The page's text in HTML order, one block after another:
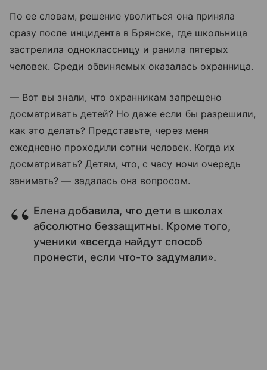
По ее словам, решение уволиться она приняла
сразу после инцидента в Брянске, где школьница
застрелила одноклассницу и ранила пятерых
человек. Среди обвиняемых оказалась охранница.
— Вот вы знали, что охранникам запрещено
досматривать детей? Но даже если бы разрешили,
как это делать? Представьте, через меня
ежедневно проходили сотни человек. Когда их
досматривать? Детям, что, с часу ночи очередь
занимать? — задалась она вопросом.
Елена добавила, что дети в школах
абсолютно беззащитны. Кроме того,
ученики «всегда найдут способ
пронести, если что-то задумали».